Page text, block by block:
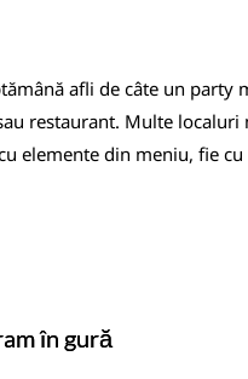
afli de câte un party
restaurant. Multe localuri
elemente din meniu, fie
în gură